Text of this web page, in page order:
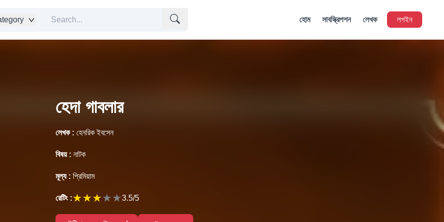
হোম সাবস্ক্রিপশন লেখক লগইন
হেদা গাবলার
লেখক : হেনরিক ইবসেন
বিষয় : নাটক
মূল্য : প্রিমিয়াম
রেটিং :★★★★★3.5/5